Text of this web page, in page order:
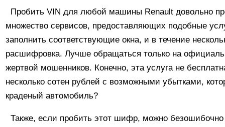
Пробить VIN для любой машины Renault довольно
множество сервисов, предоставляющих подобные
заполнить соответствующие окна, и в течение
расшифровка. Лучше обращаться только на
жертвой мошенников. Конечно, эта услуга не
несколько сотен рублей с возможными убытками,
краденый автомобиль?
Также, если пробить этот шифр, можно безошибочно